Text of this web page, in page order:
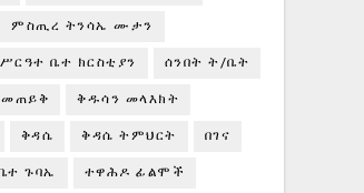
ምስጢረ ትንሳኤ ሙታን
ሥርዓተ ቤተ ክርስቲያን ሰንበት ት/ቤት
መጠይቅ ቅዱሳን መላእክት
ቅዳሴ ቅዳሴ ትምህርት በገና
ጉባኤ ተዋሕዶ ፊልሞች